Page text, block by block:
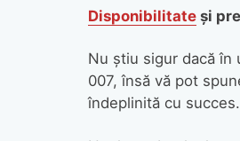
Disponibilitateşi
Nu ştiu sigur dacă în
007, însă vă pot
îndeplinită cu